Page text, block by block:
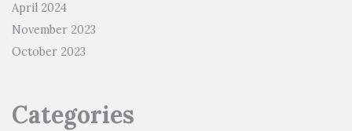
April 2024
November 2023
October 2023
Categories